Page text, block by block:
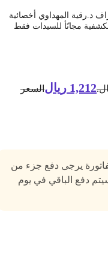
المهداوي أخصائية
ريال السعر
يرجى دفع جزء من
الباقي في يوم